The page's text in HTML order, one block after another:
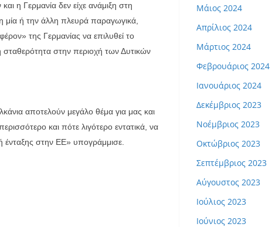
η Γερμανία δεν είχε ανάμιξη στη
μία ή την άλλη πλευρά παραγωγικά,
της Γερμανίας να επιλυθεί το
σταθερότητα στην περιοχή των Δυτικών
αποτελούν μεγάλο θέμα για μας και
και πότε λιγότερο εντατικά, να
ένταξης στην ΕΕ» υπογράμμισε.
Μάιος 2024
Απρίλιος 2024
Μάρτιος 2024
Φεβρουάριος 2024
Ιανουάριος 2024
Δεκέμβριος 2023
Νοέμβριος 2023
Οκτώβριος 2023
Σεπτέμβριος 2023
Αύγουστος 2023
Ιούλιος 2023
Ιούνιος 2023